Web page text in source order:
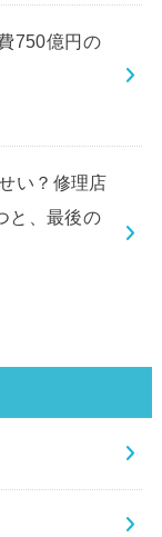
750億円の
い？修理店
と、最後の